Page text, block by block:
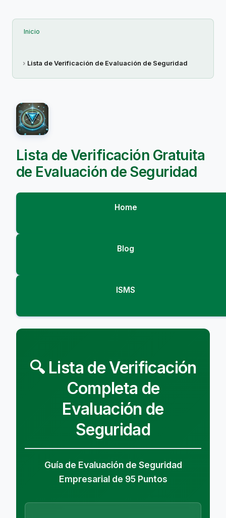
Inicio
Lista de Verificación de Evaluación de Seguridad
Lista de Verificación Gratuita
de Evaluación de Seguridad
Home
Blog
ISMS
🔍 Lista de Verificación
Completa de
Evaluación de
Seguridad
Guía de Evaluación de Seguridad
Empresarial de 95 Puntos